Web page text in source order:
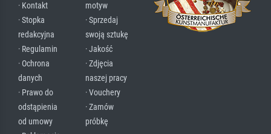
· Kontakt
· Stopka
redakcyjna
· Regulamin
· Ochrona
danych
· Prawo do
odstąpienia
od umowy
motyw
· Sprzedaj
swoją sztukę
· Jakość
· Zdjęcia
naszej pracy
· Vouchery
· Zamów
próbkę